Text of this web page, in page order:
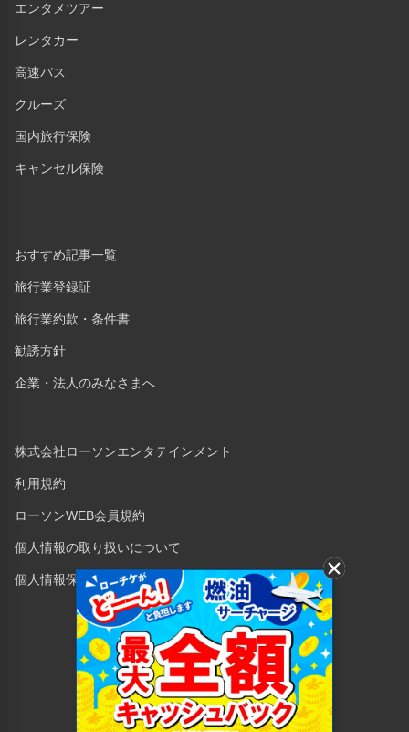
エンタメツアー
レンタカー
高速バス
クルーズ
国内旅行保険
キャンセル保険
おすすめ記事一覧
旅行業登録証
旅行業約款・条件書
勧誘方針
企業・法人のみなさまへ
株式会社ローソンエンタテインメント
利用規約
ローソンWEB会員規約
個人情報の取り扱いについて
個人情報保護方針
Copyright © 1998 Lawson Entertainment, Inc.